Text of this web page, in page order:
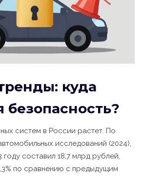
куда
безопасность?
систем в России растет. По
исследований (2024),
составил 18,7 млрд рублей,
по сравнению с предыдущим